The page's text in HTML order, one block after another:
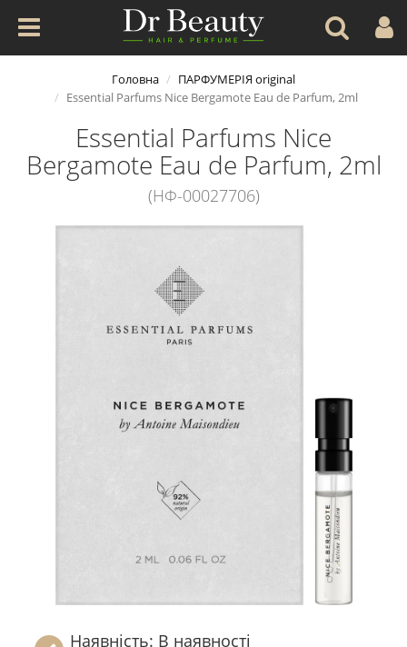
Головна
ПАРФУМЕРІЯ original
Essential Parfums Nice Bergamote Eau de Parfum, 2ml
Essential Parfums Nice
Bergamote Eau de Parfum, 2ml
(НФ-00027706)
Наявність: В наявності